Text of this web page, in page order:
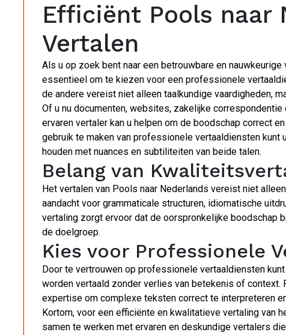
Efficiënt Pools naar
Vertalen
Als u op zoek bent naar een betrouwbare en
essentieel om te kiezen voor een professionele
de andere vereist niet alleen taalkundige vaardigheden,
Of u nu documenten, websites, zakelijke
ervaren vertaler kan u helpen om de boodschap correct
gebruik te maken van professionele vertaaldiensten kunt
houden met nuances en subtiliteiten van beide talen.
Belang van
Het vertalen van Pools naar Nederlands vereist niet
aandacht voor grammaticale structuren, idiomatische
vertaling zorgt ervoor dat de oorspronkelijke boodschap
de doelgroep.
Kies voor Professionele
Door te vertrouwen op professionele vertaaldiensten
worden vertaald zonder verlies van betekenis of
expertise om complexe teksten correct te interpreteren
Kortom, voor een efficiënte en kwalitatieve vertaling van
samen te werken met ervaren en deskundige vertalers